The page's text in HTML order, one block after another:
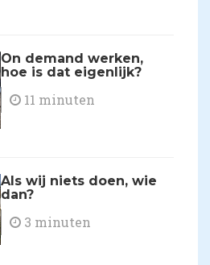
On demand werken,
hoe is dat eigenlijk?
11 minuten
Als wij niets doen, wie
dan?
3 minuten